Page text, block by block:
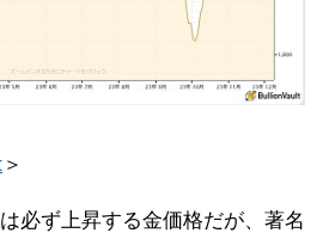
＞
必ず上昇する金価格だが、著名